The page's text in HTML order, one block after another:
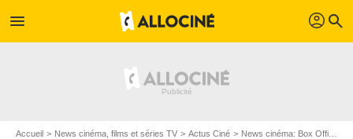
menu profil search
Accueil News cinéma, films et séries TV Actus Ciné News cinéma: Box Office